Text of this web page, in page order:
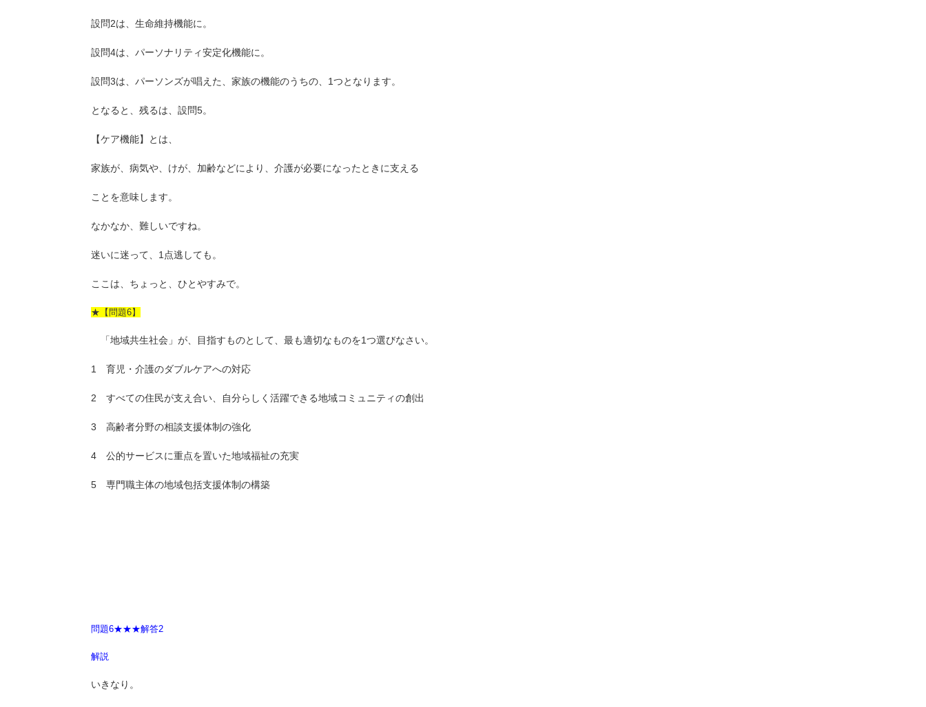
設問2は、生命維持機能に。
設問4は、パーソナリティ安定化機能に。
設問3は、パーソンズが唱えた、家族の機能のうちの、1つとなります。
となると、残るは、設問5。
【ケア機能】とは、
家族が、病気や、けが、加齢などにより、介護が必要になったときに支える
ことを意味します。
なかなか、難しいですね。
迷いに迷って、1点逃しても。
ここは、ちょっと、ひとやすみで。
★【問題6】
「地域共生社会」が、目指すものとして、最も適切なものを1つ選びなさい。
1 育児・介護のダブルケアへの対応
2 すべての住民が支え合い、自分らしく活躍できる地域コミュニティの創出
3 高齢者分野の相談支援体制の強化
4 公的サービスに重点を置いた地域福祉の充実
5 専門職主体の地域包括支援体制の構築
問題6★★★解答2
解説
いきなり。